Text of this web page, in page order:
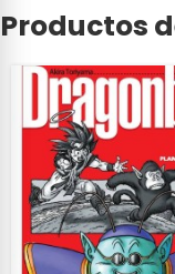
Productos